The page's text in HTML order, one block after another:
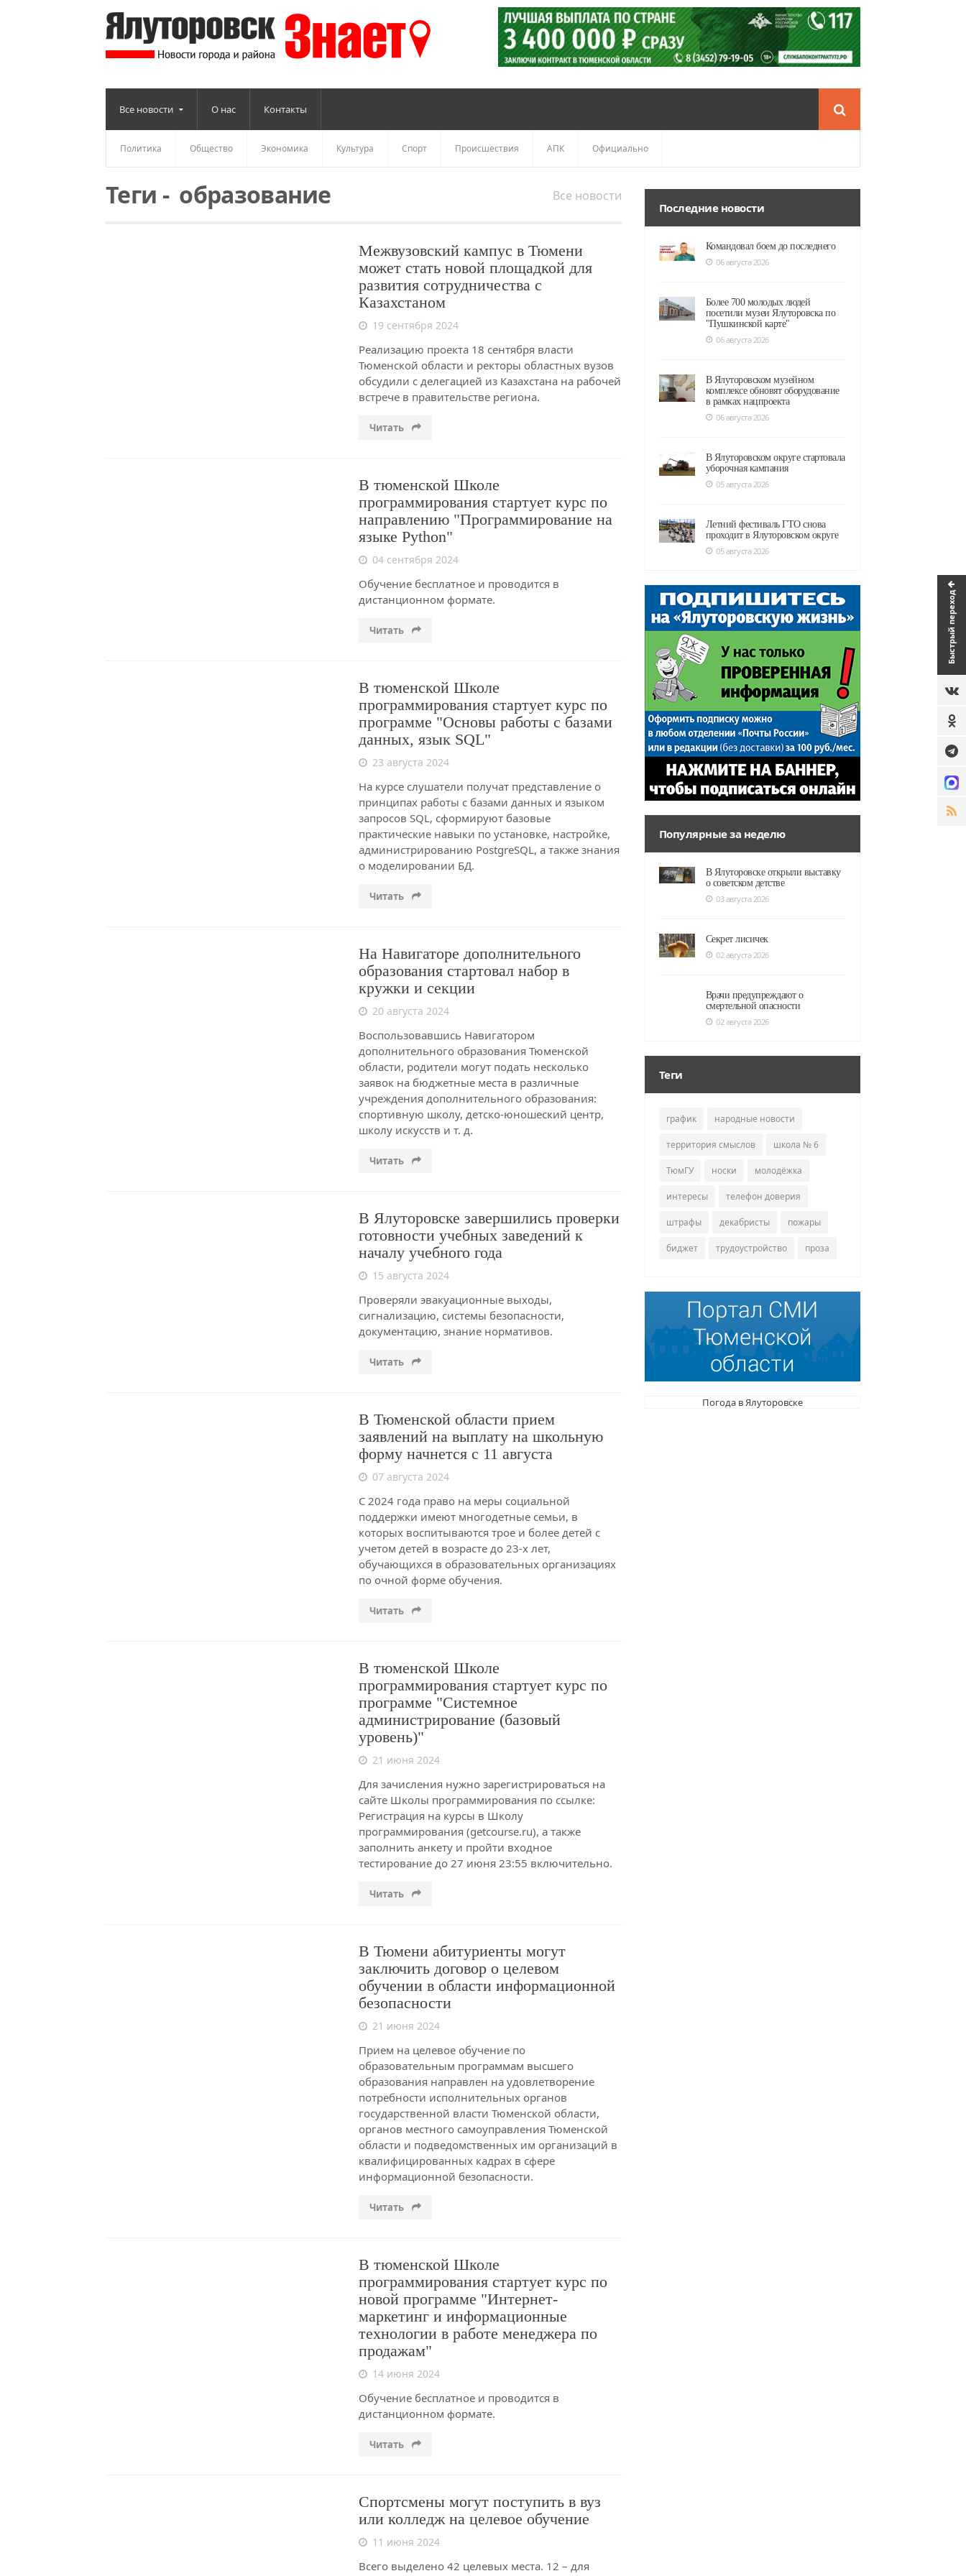
Быстрый переход
Все новости О нас Контакты
Политика Общество Экономика Культура Спорт Происшествия АПК Официально
Все новости
Теги -образование
Межвузовский кампус в Тюмени
может стать новой площадкой для
развития сотрудничества с
Казахстаном
19 сентября 2024
Реализацию проекта 18 сентября власти
Тюменской области и ректоры областных вузов
обсудили с делегацией из Казахстана на рабочей
встрече в правительстве региона.
Читать
В тюменской Школе
программирования стартует курс по
направлению "Программирование на
языке Python"
04 сентября 2024
Обучение бесплатное и проводится в
дистанционном формате.
Читать
В тюменской Школе
программирования стартует курс по
программе "Основы работы с базами
данных, язык SQL"
23 августа 2024
На курсе слушатели получат представление о
принципах работы с базами данных и языком
запросов SQL, сформируют базовые
практические навыки по установке, настройке,
администрированию PostgreSQL, а также знания
о моделировании БД.
Читать
На Навигаторе дополнительного
образования стартовал набор в
кружки и секции
20 августа 2024
Воспользовавшись Навигатором
дополнительного образования Тюменской
области, родители могут подать несколько
заявок на бюджетные места в различные
учреждения дополнительного образования:
спортивную школу, детско-юношеский центр,
школу искусств и т. д.
Читать
В Ялуторовске завершились проверки
готовности учебных заведений к
началу учебного года
15 августа 2024
Проверяли эвакуационные выходы,
сигнализацию, системы безопасности,
документацию, знание нормативов.
Читать
В Тюменской области прием
заявлений на выплату на школьную
форму начнется с 11 августа
07 августа 2024
С 2024 года право на меры социальной
поддержки имеют многодетные семьи, в
которых воспитываются трое и более детей с
учетом детей в возрасте до 23-х лет,
обучающихся в образовательных организациях
по очной форме обучения.
Читать
В тюменской Школе
программирования стартует курс по
программе "Системное
администрирование (базовый
уровень)"
21 июня 2024
Для зачисления нужно зарегистрироваться на
сайте Школы программирования по ссылке:
Регистрация на курсы в Школу
программирования (getcourse.ru), а также
заполнить анкету и пройти входное
тестирование до 27 июня 23:55 включительно.
Читать
В Тюмени абитуриенты могут
заключить договор о целевом
обучении в области информационной
безопасности
21 июня 2024
Прием на целевое обучение по
образовательным программам высшего
образования направлен на удовлетворение
потребности исполнительных органов
государственной власти Тюменской области,
органов местного самоуправления Тюменской
области и подведомственных им организаций в
квалифицированных кадрах в сфере
информационной безопасности.
Читать
В тюменской Школе
программирования стартует курс по
новой программе "Интернет-
маркетинг и информационные
технологии в работе менеджера по
продажам"
14 июня 2024
Обучение бесплатное и проводится в
дистанционном формате.
Читать
Спортсмены могут поступить в вуз
или колледж на целевое обучение
11 июня 2024
Всего выделено 42 целевых места. 12 – для
Последние новости
Командовал боем до последнего
06 августа 2026
Более 700 молодых людей
посетили музеи Ялуторовска по
"Пушкинской карте"
06 августа 2026
В Ялуторовском музейном
комплексе обновят оборудование
в рамках нацпроекта
06 августа 2026
В Ялуторовском округе стартовала
уборочная кампания
05 августа 2026
Летний фестиваль ГТО снова
проходит в Ялуторовском округе
05 августа 2026
Популярные за неделю
В Ялуторовске открыли выставку
о советском детстве
03 августа 2026
Секрет лисичек
02 августа 2026
Врачи предупреждают о
смертельной опасности
02 августа 2026
Теги
график народные новости
территория смыслов школа № 6
ТюмГУ носки молодёжка
интересы телефон доверия
штрафы декабристы пожары
биджет трудоустройство проза
Погода в Ялуторовске